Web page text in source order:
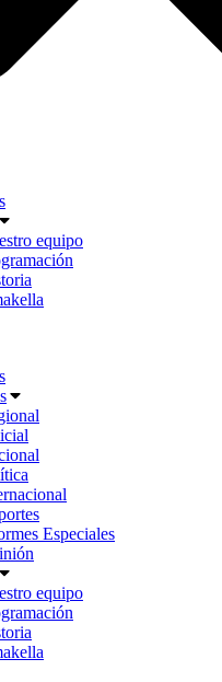
equipo
Especiales
equipo